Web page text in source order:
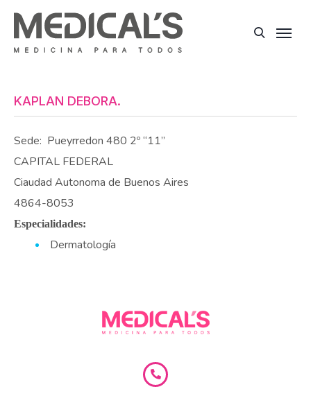
KAPLAN DEBORA.
Sede: Pueyrredon 480 2º “11”
CAPITAL FEDERAL
Ciaudad Autonoma de Buenos Aires
4864-8053
Especialidades:
Dermatología